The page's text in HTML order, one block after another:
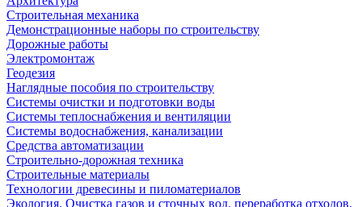
Cтроительная механика
Демонстрационные наборы по строительству
Дорожные работы
Электромонтаж
Геодезия
Наглядные пособия по строительству
Системы очистки и подготовки воды
Системы теплоснабжения и вентиляции
Системы водоснабжения, канализации
Средства автоматизации
Строительно-дорожная техника
Строительные материалы
Технологии древесины и пиломатериалов
Экология. Очистка газов и сточных вод. переработка отходов.